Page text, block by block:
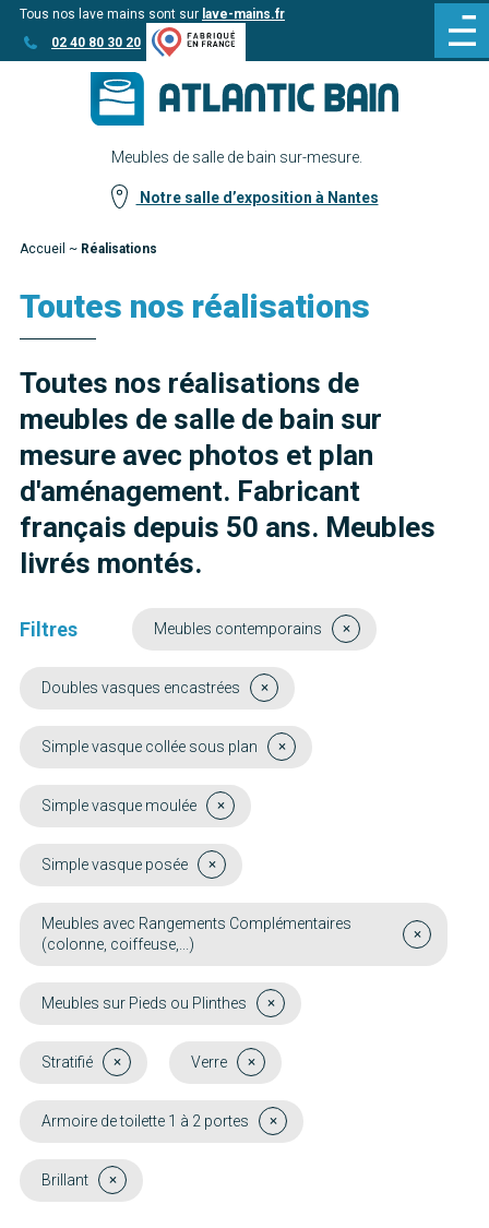
Aller
au
Aller au
contenu
Tous nos lave mains sont sur lave-mains.fr
02 40 80 30 20
Meubles de salle de bain sur-mesure.
Notre salle d’exposition à Nantes
Accueil ~ Réalisations
Toutes nos réalisations
Toutes nos réalisations de
meubles de salle de bain sur
mesure avec photos et plan
d'aménagement. Fabricant
français depuis 50 ans. Meubles
livrés montés.
Filtres Meubles contemporains
Doubles vasques encastrées
Simple vasque collée sous plan
Simple vasque moulée
Simple vasque posée
Meubles avec Rangements Complémentaires
(colonne, coiffeuse,...)
Meubles sur Pieds ou Plinthes
Stratifié Verre
Armoire de toilette 1 à 2 portes
Brillant